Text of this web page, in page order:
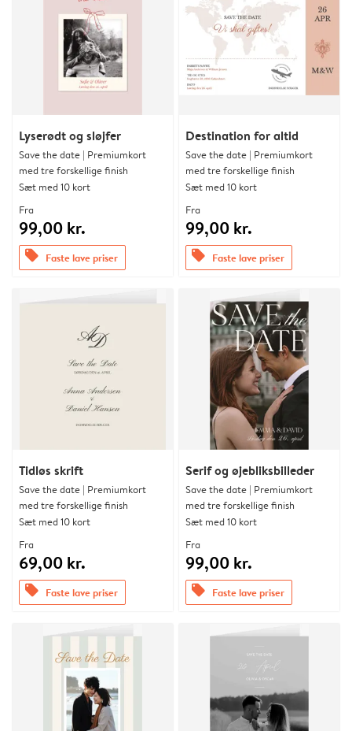
Lyserødt og sløjfer
Save the date | Premiumkort
med tre forskellige finish
Sæt med 10 kort
Fra
99,00 kr.
offers Faste lave priser
Destination for altid
Save the date | Premiumkort
med tre forskellige finish
Sæt med 10 kort
Fra
99,00 kr.
offers Faste lave priser
Tidløs skrift
Save the date | Premiumkort
med tre forskellige finish
Sæt med 10 kort
Fra
69,00 kr.
offers Faste lave priser
Serif og øjebliksbilleder
Save the date | Premiumkort
med tre forskellige finish
Sæt med 10 kort
Fra
99,00 kr.
offers Faste lave priser